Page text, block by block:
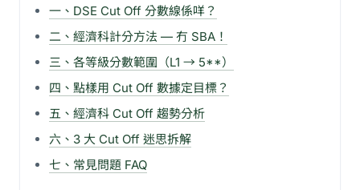
一、DSE Cut Off 分數線係咩？
二、經濟科計分方法 — 冇 SBA！
三、各等級分數範圍（L1 → 5**）
四、點樣用 Cut Off 數據定目標？
五、經濟科 Cut Off 趨勢分析
六、3 大 Cut Off 迷思拆解
七、常見問題 FAQ